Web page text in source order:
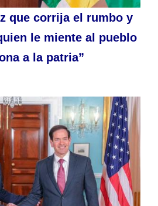
que corrija el rumbo y
le miente al pueblo
a la patria”